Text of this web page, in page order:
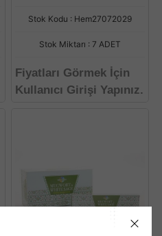
Stok Kodu : Hem27072029
Stok Miktarı : 7 ADET
Fiyatları Görmek İçin
Kullanıcı Girişi Yapınız.